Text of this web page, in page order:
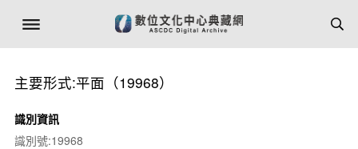
主要形式:平面（19968）
識別資訊
識別號:19968